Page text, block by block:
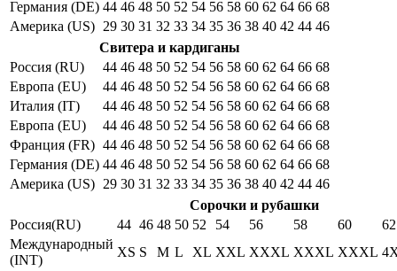
Германия (DE) 44 46 48 50 52 54 56 58 60 62 64 66 68
Америка (US) 29 30 31 32 33 34 35 36 38 40 42 44 46
Свитера и кардиганы
Россия (RU)
44 46 48 50 52 54 56 58 60 62 64 66 68
Европа (EU)
44 46 48 50 52 54 56 58 60 62 64 66 68
Италия (IT)
44 46 48 50 52 54 56 58 60 62 64 66 68
Европа (EU)
44 46 48 50 52 54 56 58 60 62 64 66 68
Франция (FR) 44 46 48 50 52 54 56 58 60 62 64 66 68
Германия (DE) 44 46 48 50 52 54 56 58 60 62 64 66 68
Америка (US) 29 30 31 32 33 34 35 36 38 40 42 44 46
Сорочки и рубашки
Россия(RU)
44 46 48 50 52 54 56 58 60
62
Международный
(INT)
XS S M L XL XXL XXXL XXXL XXXL